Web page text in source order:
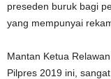
preseden buruk bagi
yang mempunyai
Mantan Ketua
Pilpres 2019 ini,